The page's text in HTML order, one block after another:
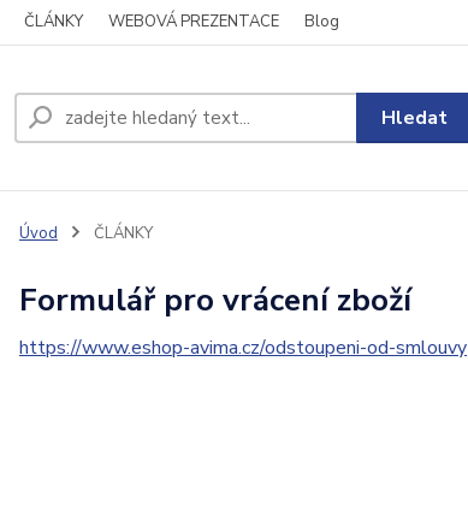
ČLÁNKY WEBOVÁ PREZENTACE Blog
Hledat
Úvod ČLÁNKY
Formulář pro vrácení zboží
https://www.eshop-avima.cz/odstoupeni-od-smlouvy